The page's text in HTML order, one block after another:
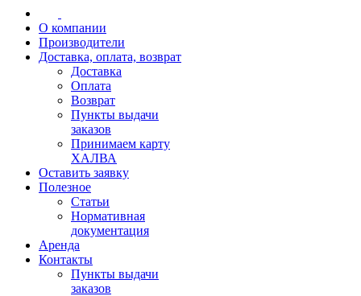
О компании
Производители
Доставка, оплата, возврат
Доставка
Оплата
Возврат
Пункты выдачи
заказов
Принимаем карту
ХАЛВА
Оставить заявку
Полезное
Статьи
Нормативная
документация
Аренда
Контакты
Пункты выдачи
заказов